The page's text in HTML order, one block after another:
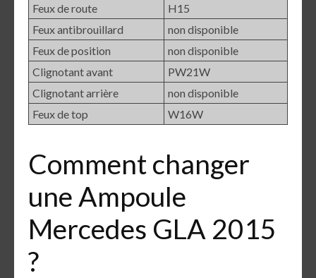
Feux de route
H15
Feux antibrouillard
non disponible
Feux de position
non disponible
Clignotant avant
PW21W
Clignotant arrière
non disponible
Feux de top
W16W
Comment changer
une Ampoule
Mercedes GLA 2015
?